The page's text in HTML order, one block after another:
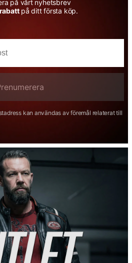
på vårt nyhetsbrev
på ditt första köp.
kan användas av föremål relaterat till